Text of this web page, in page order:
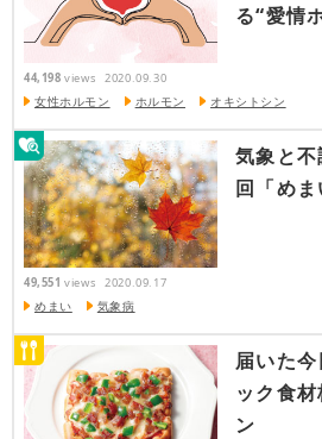
る“愛情
44,198 views 2020.09.30
女性ホルモン ホルモン オキシトシン
気象と
回「めま
49,551 views 2020.09.17
めまい 気象病
届いた
ック食
ン